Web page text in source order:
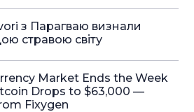
з Парагваю визнали
стравою світу
Market Ends the Week
Drops to $63,000 —
Fixygen